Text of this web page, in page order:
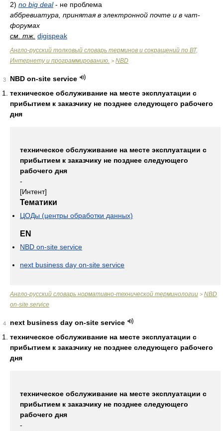
2) no big deal- не проблема
аббревиатура, принятая в электронной почте и в чат-
форумах
см. тж. digispeak
Англо-русский толковый словарь терминов и сокращений по ВТ,
Интернету и программированию. > NBD
3
NBD on-site service
техническое обслуживание на месте эксплуатации с
прибытием к заказчику не позднее следующего рабочего
дня
техническое обслуживание на месте эксплуатации с
прибытием к заказчику не позднее следующего
рабочего дня
-
[Интент]
Тематики
ЦОДы (центры обработки данных)
EN
NBD on-site service
next business day on-site service
Англо-русский словарь нормативно-технической терминологии > NBD
on-site service
4
next business day on-site service
техническое обслуживание на месте эксплуатации с
прибытием к заказчику не позднее следующего рабочего
дня
техническое обслуживание на месте эксплуатации с
прибытием к заказчику не позднее следующего
рабочего дня
-